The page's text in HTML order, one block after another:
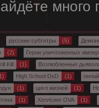
русские субтитры (5)
(2)
Герои уничтоженных
Kill (1)
Возлюбленные
High School DxD (1)
(1) цикл жизней (1)
(1) Хеллсинг OVA
(1)